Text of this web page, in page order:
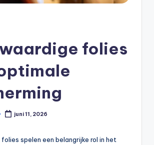
folies
juni 11, 2026
spelen een belangrijke rol in het